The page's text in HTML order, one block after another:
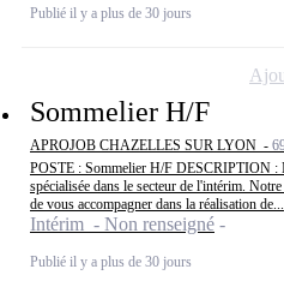
Publié il y a plus de 30 jours
Sommelier H/F
APROJOB CHAZELLES SUR LYON -
POSTE : Sommelier H/F DESCRIPTION :
spécialisée dans le secteur de l'intérim.
de vous accompagner dans la réalisation de...
Intérim - Non renseigné
Publié il y a plus de 30 jours